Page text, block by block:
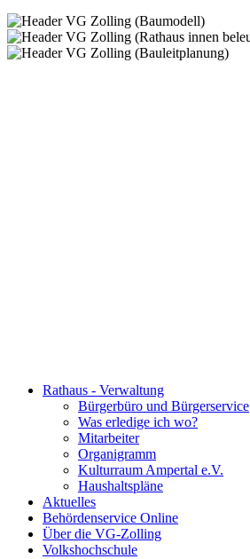
Rathaus - Verwaltung
Bürgerbüro und Bürgerservice
Was erledige ich wo?
Mitarbeiter
Organigramm
Kulturraum Ampertal e.V.
Haushaltspläne
Aktuelles
Behördenservice Online
Über die VG-Zolling
Volkshochschule